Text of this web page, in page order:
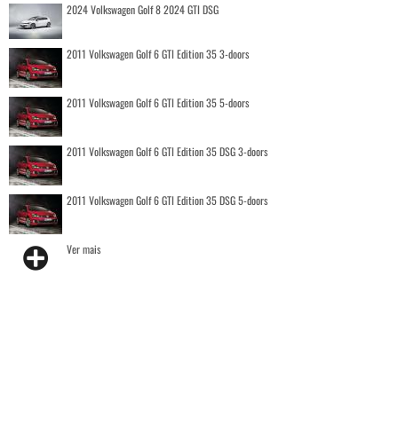
2024 Volkswagen Golf 8 2024 GTI DSG
2011 Volkswagen Golf 6 GTI Edition 35 3-doors
2011 Volkswagen Golf 6 GTI Edition 35 5-doors
2011 Volkswagen Golf 6 GTI Edition 35 DSG 3-doors
2011 Volkswagen Golf 6 GTI Edition 35 DSG 5-doors
Ver mais